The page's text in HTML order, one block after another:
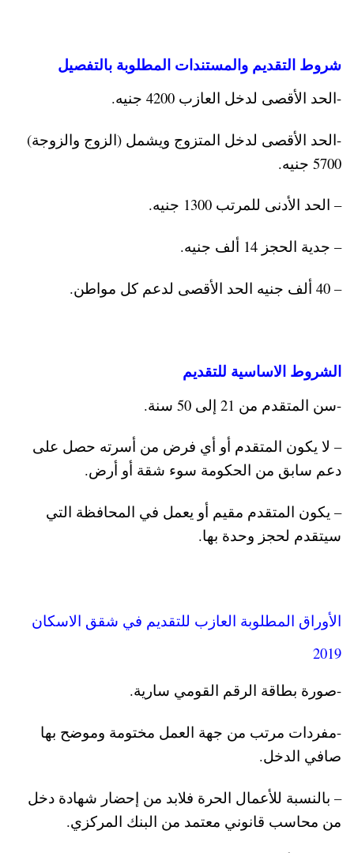
شروط التقديم والمستندات المطلوبة بالتفصيل
-الحد الأقصى لدخل العازب 4200 جنيه.
-الحد الأقصى لدخل المتزوج ويشمل (الزوج والزوجة)
5700 جنيه.
– الحد الأدنى للمرتب 1300 جنيه.
– جدية الحجز 14 ألف جنيه.
– 40 ألف جنيه الحد الأقصى لدعم كل مواطن.
الشروط الاساسية للتقديم
-سن المتقدم من 21 إلى 50 سنة.
– لا يكون المتقدم أو أي فرض من أسرته حصل على
دعم سابق من الحكومة سوء شقة أو أرض.
– يكون المتقدم مقيم أو يعمل في المحافظة التي
سيتقدم لحجز وحدة بها.
الأوراق المطلوبة العازب للتقديم في شقق الاسكان
2019
-صورة بطاقة الرقم القومي سارية.
-مفردات مرتب من جهة العمل مختومة وموضح بها
صافي الدخل.
– بالنسبة للأعمال الحرة فلابد من إحضار شهادة دخل
من محاسب قانوني معتمد من البنك المركزي.